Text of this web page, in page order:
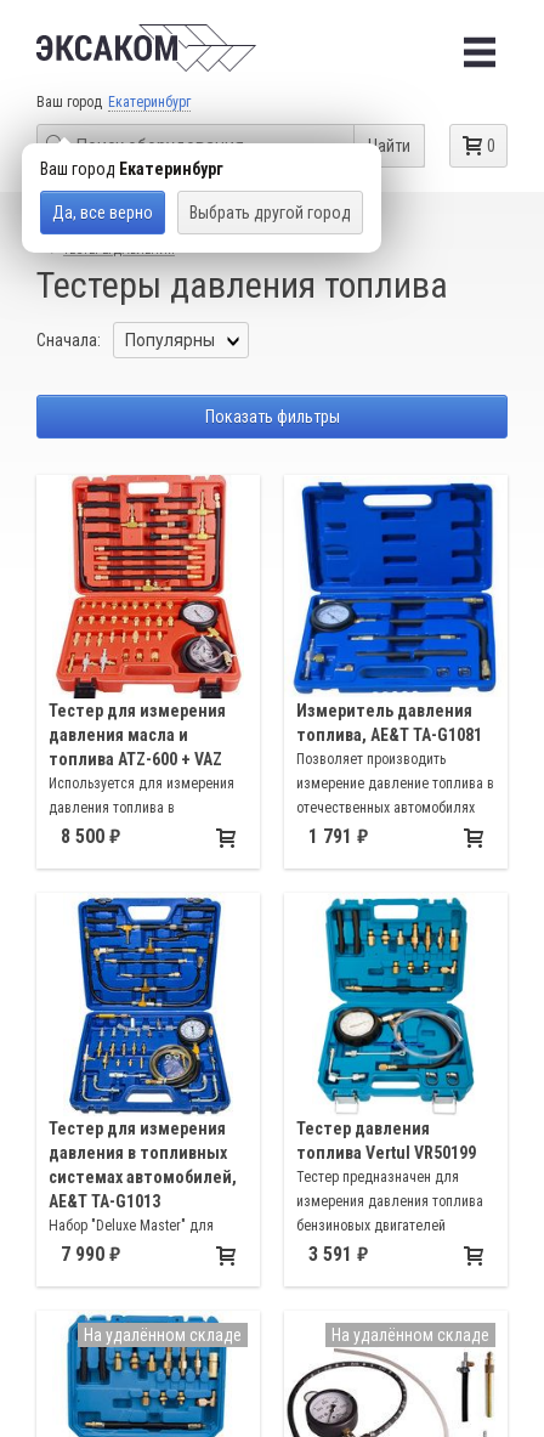
Ваш город Екатеринбург
Ваш город Екатеринбург
Да, все верно Выбрать другой город
0
Найти
КАТАЛОГ ТОВАРОВ
ДИАГНОСТИЧЕСКОЕ ОБОРУДОВАНИЕ
Сначала:
Тестеры давления топлива
Показать фильтры
Тестер для измерения
давления масла и
топлива ATZ-600 + VAZ
Используется для измерения
давления топлива в
магистралях инжекторных
входят переходники для
замера давления масла
8 500
Измеритель давления
топлива, AE&T TA-G1081
Позволяет производить
измерение давление топлива в
отечественных автомобилях
(ВАЗ, ГАЗ, УАЗ и т.д.), а также в
1 791
Тестер для измерения
давления в топливных
системах автомобилей,
AE&T TA-G1013
Набор "Deluxe Master" для
проверки давления в
7 990
Тестер давления
топлива Vertul VR50199
Тестер предназначен для
измерения давления топлива
бензиновых двигателей
3 591
На удалённом складе На удалённом складе